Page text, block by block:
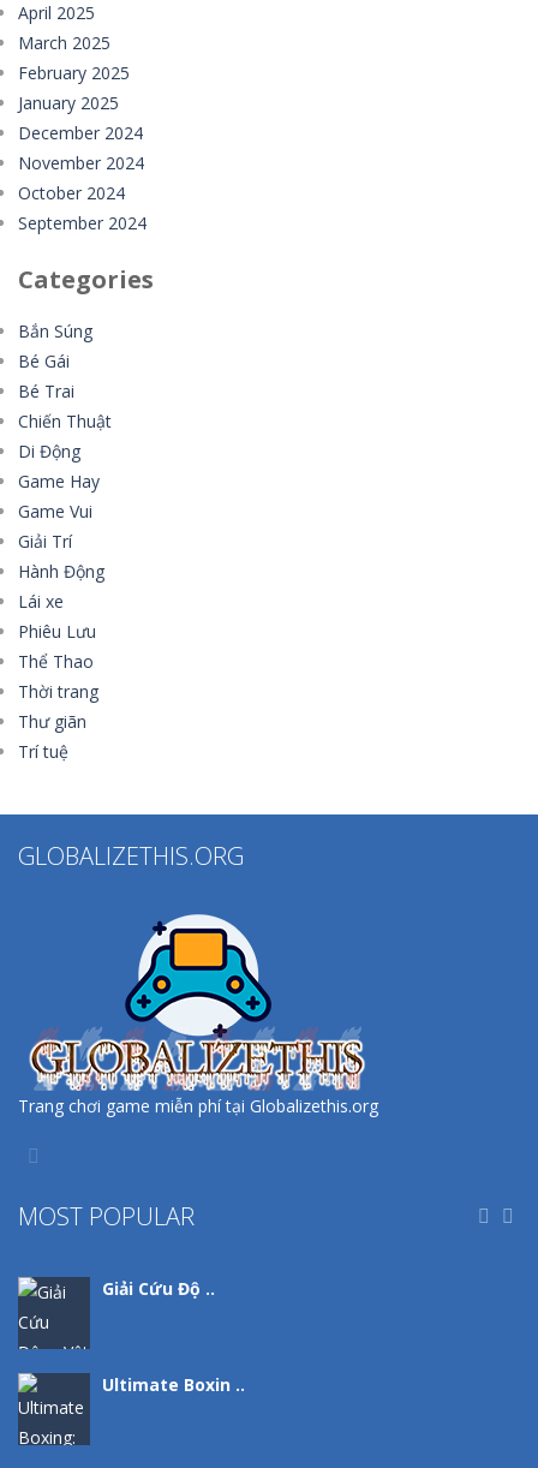
April 2025
March 2025
February 2025
January 2025
December 2024
November 2024
October 2024
September 2024
Categories
Bắn Súng
Bé Gái
Bé Trai
Chiến Thuật
Di Động
Game Hay
Game Vui
Giải Trí
Hành Động
Lái xe
Phiêu Lưu
Thể Thao
Thời trang
Thư giãn
Trí tuệ
GLOBALIZETHIS.ORG
Trang chơi game miễn phí tại Globalizethis.org
MOST POPULAR
Giải Cứu Độ ..
Ultimate Boxin ..
 